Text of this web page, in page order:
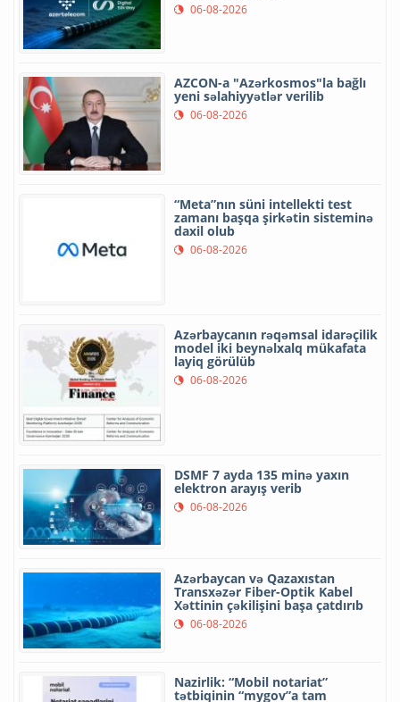
06-08-2026
AZCON-a "Azərkosmos"la bağlı
yeni səlahiyyətlər verilib
06-08-2026
“Meta”nın süni intellekti test
zamanı başqa şirkətin sisteminə
daxil olub
06-08-2026
Azərbaycanın rəqəmsal idarəçilik
model iki beynəlxalq mükafata
layiq görülüb
06-08-2026
DSMF 7 ayda 135 minə yaxın
elektron arayış verib
06-08-2026
Azərbaycan və Qazaxıstan
Transxəzər Fiber-Optik Kabel
Xəttinin çəkilişini başa çatdırıb
06-08-2026
Nazirlik: “Mobil notariat”
tətbiqinin “mygov”a tam